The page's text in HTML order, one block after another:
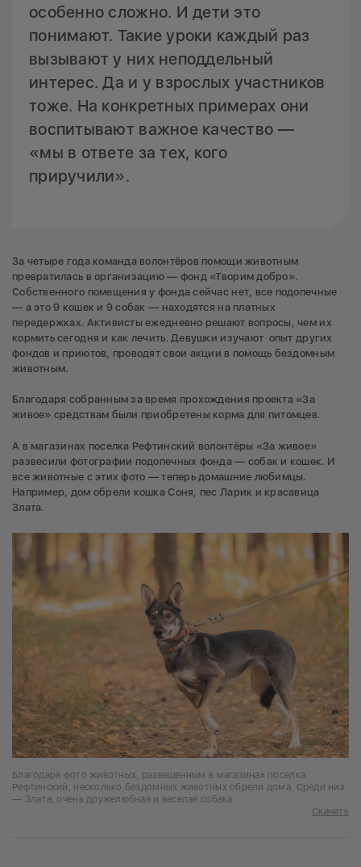
особенно сложно. И дети это
понимают. Такие уроки каждый раз
вызывают у них неподдельный
интерес. Да и у взрослых участников
тоже. На конкретных примерах они
воспитывают важное качество —
«мы в ответе за тех, кого
приручили».
За четыре года команда волонтёров помощи животным
превратилась в организацию — фонд «Творим добро».
Собственного помещения у фонда сейчас нет, все подопечные
— а это 9 кошек и 9 собак — находятся на платных
передержках. Активисты ежедневно решают вопросы, чем их
кормить сегодня и как лечить. Девушки изучают опыт других
фондов и приютов, проводят свои акции в помощь бездомным
животным.
Благодаря собранным за время прохождения проекта «За
живое» средствам были приобретены корма для питомцев.
А в магазинах поселка Рефтинский волонтёры «За живое»
развесили фотографии подопечных фонда — собак и кошек. И
все животные с этих фото — теперь домашние любимцы.
Например, дом обрели кошка Соня, пес Ларик и красавица
Злата.
Благодаря фото животных, развешенным в магазинах поселка
Рефтинский, несколько бездомных животных обрели дома. Среди них
— Злата, очень дружелюбная и веселая собака
Скачать